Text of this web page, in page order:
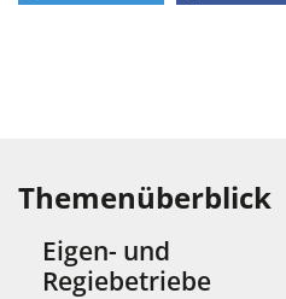
Themenüberblick
Eigen- und
Regiebetriebe